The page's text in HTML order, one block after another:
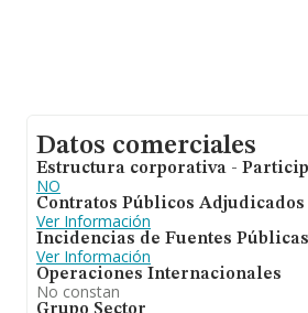
Datos comerciales
Estructura corporativa -
NO
Contratos Públicos Adjudicados
Ver Información
Incidencias de Fuentes Públicas
Ver Información
Operaciones Internacionales
No constan